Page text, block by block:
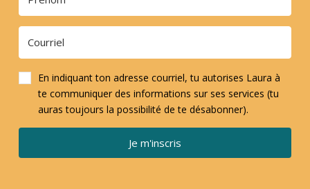
En indiquant ton adresse courriel, tu autorises Laura à
te communiquer des informations sur ses services (tu
auras toujours la possibilité de te désabonner).
Je m'inscris